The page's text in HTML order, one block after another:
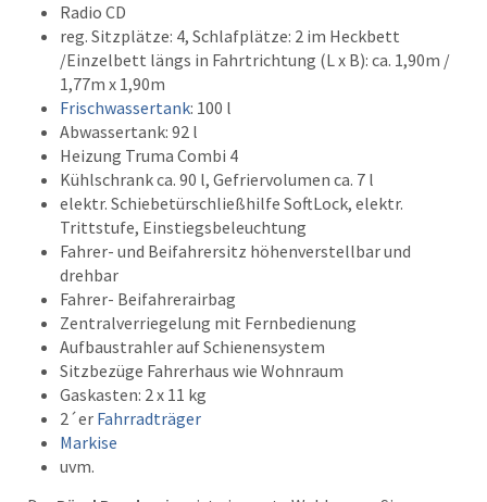
Radio CD
reg. Sitzplätze: 4, Schlafplätze: 2 im Heckbett
/Einzelbett längs in Fahrtrichtung (L x B): ca. 1,90m /
1,77m x 1,90m
Frischwassertank: 100 l
Abwassertank: 92 l
Heizung Truma Combi 4
Kühlschrank ca. 90 l, Gefriervolumen ca. 7 l
elektr. Schiebetürschließhilfe SoftLock, elektr.
Trittstufe, Einstiegsbeleuchtung
Fahrer- und Beifahrersitz höhenverstellbar und
drehbar
Fahrer- Beifahrerairbag
Zentralverriegelung mit Fernbedienung
Aufbaustrahler auf Schienensystem
Sitzbezüge Fahrerhaus wie Wohnraum
Gaskasten: 2 x 11 kg
2´er Fahrradträger
Markise
uvm.